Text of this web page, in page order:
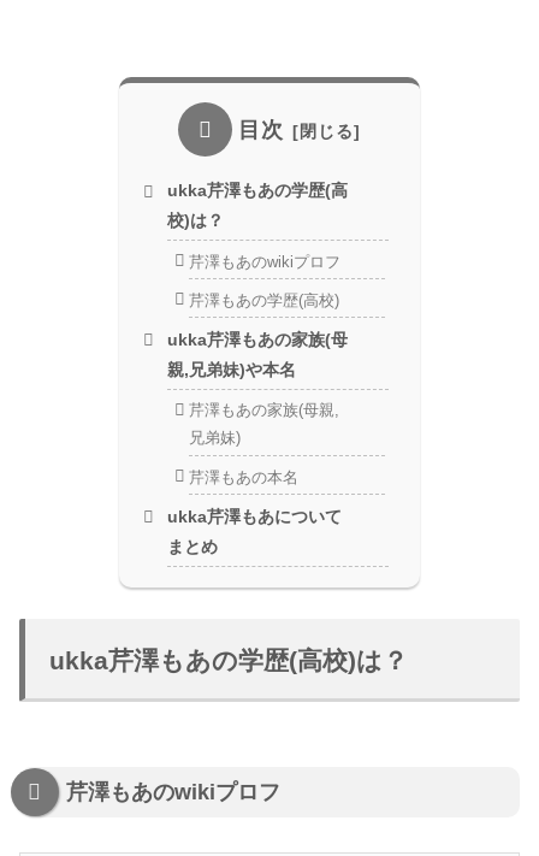
目次
ukka芹澤もあの学歴(高
校)は？
芹澤もあのwikiプロフ
芹澤もあの学歴(高校)
ukka芹澤もあの家族(母
親,兄弟妹)や本名
芹澤もあの家族(母親,
兄弟妹)
芹澤もあの本名
ukka芹澤もあについて
まとめ
ukka芹澤もあの学歴(高校)は？
芹澤もあのwikiプロフ